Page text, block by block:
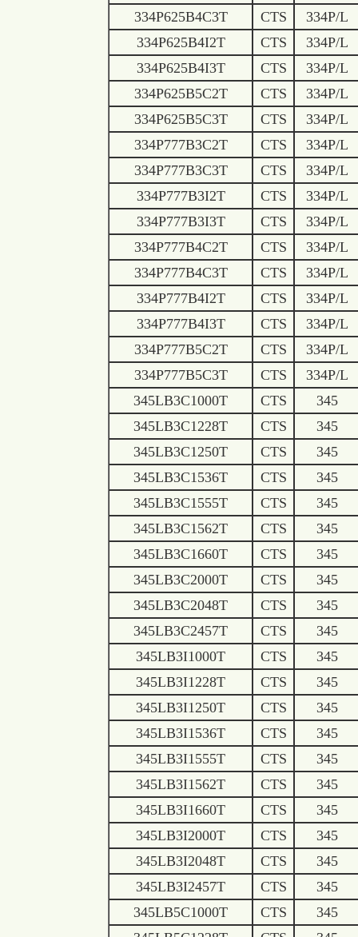
334P625B4C3T
CTS
334P/L
334P625B4I2T
CTS
334P/L
334P625B4I3T
CTS
334P/L
334P625B5C2T
CTS
334P/L
334P625B5C3T
CTS
334P/L
334P777B3C2T
CTS
334P/L
334P777B3C3T
CTS
334P/L
334P777B3I2T
CTS
334P/L
334P777B3I3T
CTS
334P/L
334P777B4C2T
CTS
334P/L
334P777B4C3T
CTS
334P/L
334P777B4I2T
CTS
334P/L
334P777B4I3T
CTS
334P/L
334P777B5C2T
CTS
334P/L
334P777B5C3T
CTS
334P/L
345LB3C1000T
CTS
345
345LB3C1228T
CTS
345
345LB3C1250T
CTS
345
345LB3C1536T
CTS
345
345LB3C1555T
CTS
345
345LB3C1562T
CTS
345
345LB3C1660T
CTS
345
345LB3C2000T
CTS
345
345LB3C2048T
CTS
345
345LB3C2457T
CTS
345
345LB3I1000T
CTS
345
345LB3I1228T
CTS
345
345LB3I1250T
CTS
345
345LB3I1536T
CTS
345
345LB3I1555T
CTS
345
345LB3I1562T
CTS
345
345LB3I1660T
CTS
345
345LB3I2000T
CTS
345
345LB3I2048T
CTS
345
345LB3I2457T
CTS
345
345LB5C1000T
CTS
345